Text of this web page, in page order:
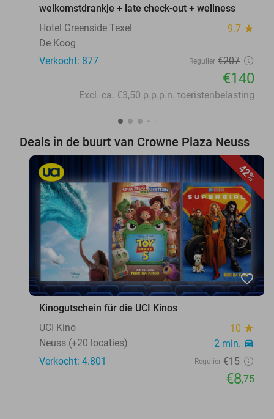
welkomstdrankje + late check-out + wellness
Hotel Greenside Texel
9.7 star
De Koog
Verkocht: 877
Regulier €207
€140
Excl. ca. €3,50 p.p.p.n. toeristenbelasting
Deals in de buurt van Crowne Plaza Neuss
42%
favorite_border
Kinogutschein für die UCI Kinos
UCI Kino
10 star
Neuss (+20 locaties) 2 min. directions_car
Verkocht: 4.801 Regulier €15
€8,75